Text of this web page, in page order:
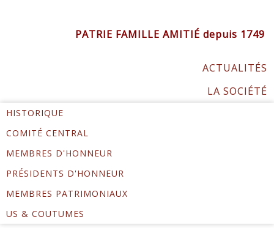
PATRIE FAMILLE AMITIÉ depuis 1749
ACTUALITÉS
LA SOCIÉTÉ
HISTORIQUE
COMITÉ CENTRAL
MEMBRES D'HONNEUR
PRÉSIDENTS D'HONNEUR
MEMBRES PATRIMONIAUX
US & COUTUMES